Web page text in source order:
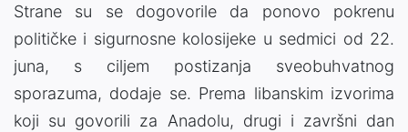
Strane su se dogovorile da ponovo pokrenu
političke i sigurnosne kolosijeke u sedmici od 22.
juna, s ciljem postizanja sveobuhvatnog
sporazuma, dodaje se. Prema libanskim izvorima
koji su govorili za Anadolu, drugi i završni dan